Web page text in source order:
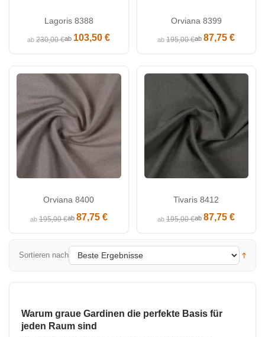
Lagoris 8388
ab230,00 €ab 103,50 €
Orviana 8399
ab195,00 €ab87,75 €
Orviana 8400
ab195,00 €ab 87,75 €
Tivaris 8412
ab195,00 €ab87,75 €
Sortieren nach
Warum graue Gardinen die perfekte Basis für
jeden Raum sind